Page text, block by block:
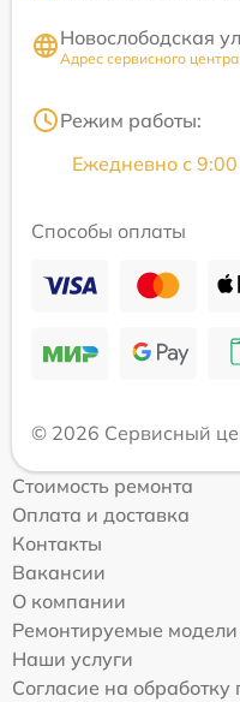
Новослободская
Адрес сервисного
Режим работы:
Ежедневно с
Способы оплаты
© 2026 Сервисный
Стоимость ремонта
Оплата и доставка
Контакты
Вакансии
О компании
Ремонтируемые модели
Наши услуги
Согласие на